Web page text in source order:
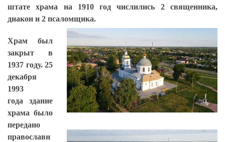
штате храма на 1910 год числились 2 священника,
диакон и 2 псаломщика.
Храм был
закрыт в
1937 году. 25
декабря
1993
года здание
храма было
передано
православн